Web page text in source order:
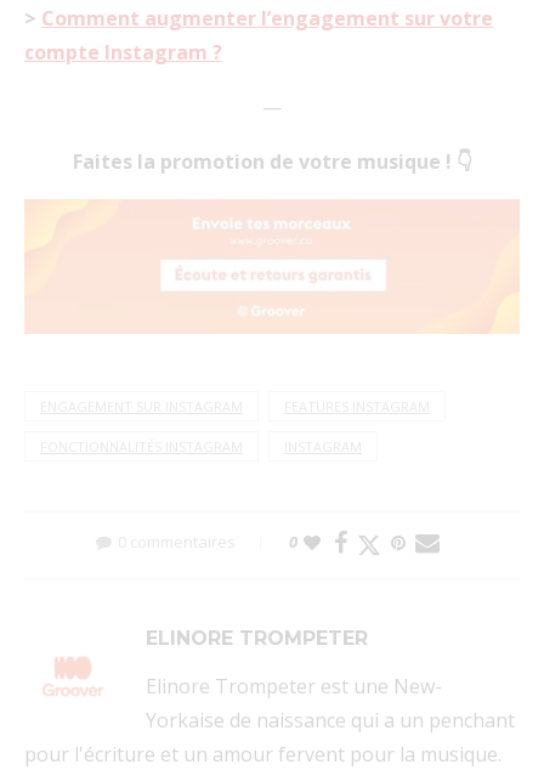
> Comment augmenter l’engagement sur votre
compte Instagram ?
—
Faites la promotion de votre musique ! 👇
ENGAGEMENT SUR INSTAGRAM FEATURES INSTAGRAM
FONCTIONNALITÉS INSTAGRAM INSTAGRAM
0 commentaires 0
ELINORE TROMPETER
Elinore Trompeter est une New-
Yorkaise de naissance qui a un penchant
pour l'écriture et un amour fervent pour la musique.